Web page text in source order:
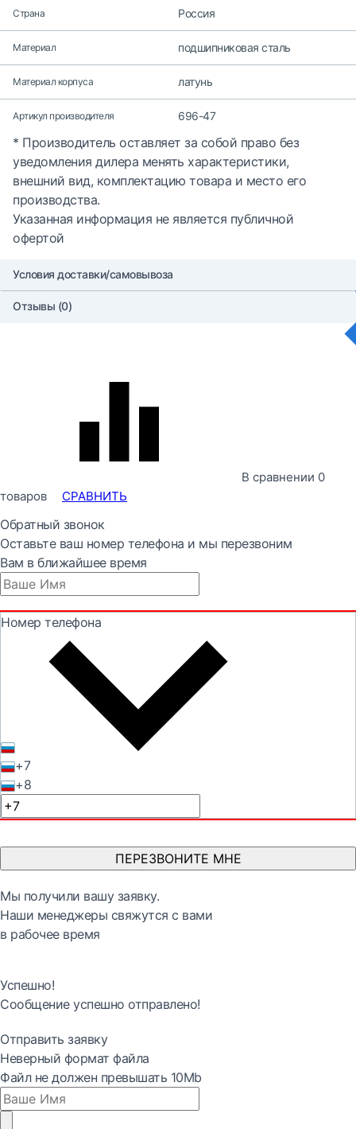
Страна Россия
Материал подшипниковая сталь
Материал корпуса латунь
Артикул производителя 696-47
* Производитель оставляет за собой право без
уведомления дилера менять характеристики,
внешний вид, комплектацию товара и место его
производства.
Указанная информация не является публичной
офертой
Условия доставки/самовывоза
Отзывы (0)
В сравнении 0
товаров
СРАВНИТЬ
Обратный звонок
Оставьте ваш номер телефона и мы перезвоним
Вам в ближайшее время
Номер телефона
+7
+8
ПЕРЕЗВОНИТЕ МНЕ
Мы получили вашу заявку.
Наши менеджеры свяжутся с вами
в рабочее время
Успешно!
Сообщение успешно отправлено!
Отправить заявку
Неверный формат файла
Файл не должен превышать 10Mb